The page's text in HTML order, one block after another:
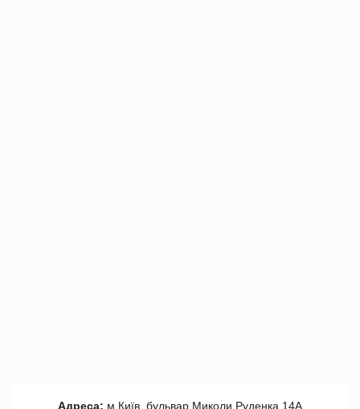
Адреса: м.Київ, бульвар Миколи Руденка 14А